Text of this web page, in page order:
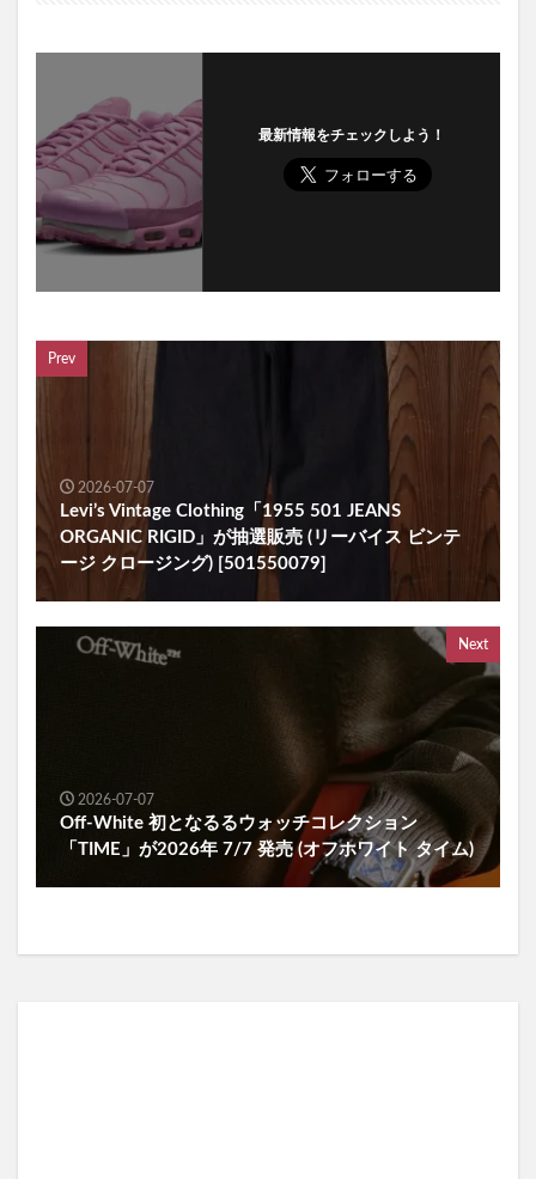
最新情報をチェックしよう！
Prev
2026-07-07
Levi’s Vintage Clothing「1955 501 JEANS
ORGANIC RIGID」が抽選販売 (リーバイス ビンテ
ージ クロージング) [501550079]
Next
2026-07-07
Off-White 初となるるウォッチコレクション
「TIME」が2026年 7/7 発売 (オフホワイト タイム)